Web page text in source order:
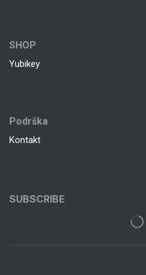
SHOP
Yubikey
Podrška
Kontakt
SUBSCRIBE